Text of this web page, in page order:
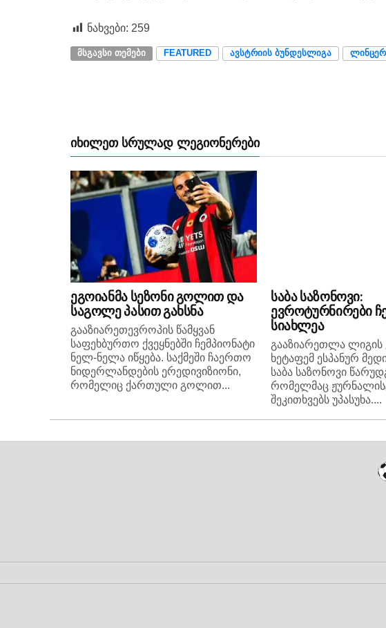
ნახვები: 259
ᲛᲡᲒᲐᲕᲡᲘ ᲗᲔᲛᲔᲑᲘ FEATURED ᲐᲕᲡᲢᲠᲘᲘᲡ ᲑᲣᲜᲓᲔᲡᲚᲘᲒᲐ
ᲘᲮᲘᲚᲔᲗ ᲡᲠᲣᲚᲐᲓ ᲚᲔᲒᲘᲝᲜᲔᲠᲔᲑᲘ
ეგოიანმა სეზონი გოლით და
საგოლე პასით გახსნა
გააზიარეთევროპის წამყვან
საფეხბურთო ქვეყნებში ჩემპიონატი
ნელ-ნელა იწყება. საქმეში ჩაერთო
ნიდერლანდების ერედივიზიონი,
რომელიც ქართული გოლით...
საბა საზონოვი:
ევროტურნირები
სიახლეა
გააზიარეთლა ლიგის
ხეტაფემ ესპანურ
საბა საზონოვი
რომელმაც
შეკითხვებს უპასუხა....